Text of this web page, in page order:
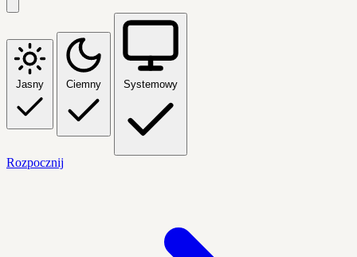
Jasny Ciemny Systemowy
Rozpocznij